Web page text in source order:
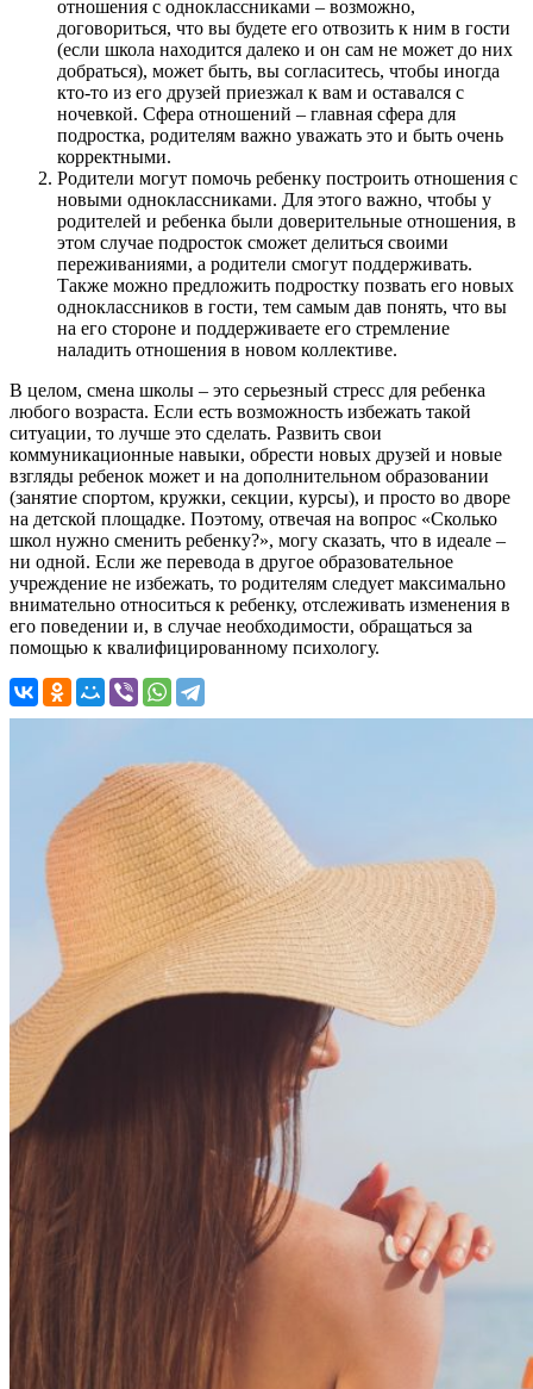
отношения с одноклассниками – возможно,
договориться, что вы будете его отвозить к ним в гости
(если школа находится далеко и он сам не может до них
добраться), может быть, вы согласитесь, чтобы иногда
кто-то из его друзей приезжал к вам и оставался с
ночевкой. Сфера отношений – главная сфера для
подростка, родителям важно уважать это и быть очень
корректными.
Родители могут помочь ребенку построить отношения с
новыми одноклассниками. Для этого важно, чтобы у
родителей и ребенка были доверительные отношения, в
этом случае подросток сможет делиться своими
переживаниями, а родители смогут поддерживать.
Также можно предложить подростку позвать его новых
одноклассников в гости, тем самым дав понять, что вы
на его стороне и поддерживаете его стремление
наладить отношения в новом коллективе.
В целом, смена школы – это серьезный стресс для ребенка
любого возраста. Если есть возможность избежать такой
ситуации, то лучше это сделать. Развить свои
коммуникационные навыки, обрести новых друзей и новые
взгляды ребенок может и на дополнительном образовании
(занятие спортом, кружки, секции, курсы), и просто во дворе
на детской площадке. Поэтому, отвечая на вопрос «Сколько
школ нужно сменить ребенку?», могу сказать, что в идеале –
ни одной. Если же перевода в другое образовательное
учреждение не избежать, то родителям следует максимально
внимательно относиться к ребенку, отслеживать изменения в
его поведении и, в случае необходимости, обращаться за
помощью к квалифицированному психологу.